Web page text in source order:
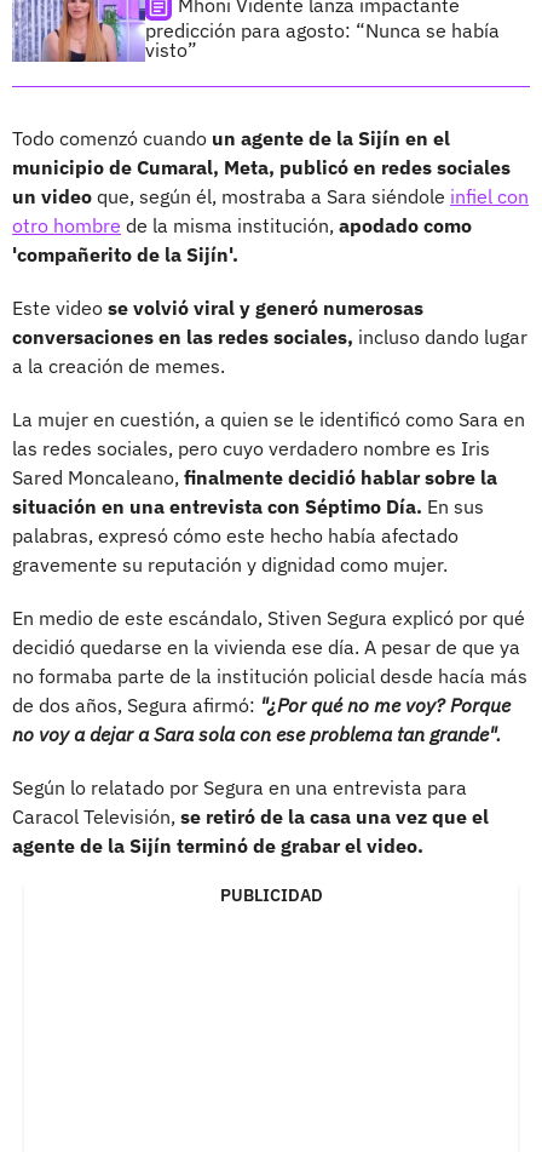
predicción para agosto: “Nunca se había
visto”
Todo comenzó cuando un agente de la Sijín en el
municipio de Cumaral, Meta, publicó en redes sociales
un video que, según él, mostraba a Sara siéndole infiel con
otro hombre de la misma institución, apodado como
'compañerito de la Sijín'.
Este video se volvió viral y generó numerosas
conversaciones en las redes sociales, incluso dando lugar
a la creación de memes.
La mujer en cuestión, a quien se le identificó como Sara en
las redes sociales, pero cuyo verdadero nombre es Iris
Sared Moncaleano, finalmente decidió hablar sobre la
situación en una entrevista con Séptimo Día. En sus
palabras, expresó cómo este hecho había afectado
gravemente su reputación y dignidad como mujer.
En medio de este escándalo, Stiven Segura explicó por qué
decidió quedarse en la vivienda ese día. A pesar de que ya
no formaba parte de la institución policial desde hacía más
de dos años, Segura afirmó: "¿Por qué no me voy? Porque
no voy a dejar a Sara sola con ese problema tan grande".
Según lo relatado por Segura en una entrevista para
Caracol Televisión, se retiró de la casa una vez que el
agente de la Sijín terminó de grabar el video.
PUBLICIDAD